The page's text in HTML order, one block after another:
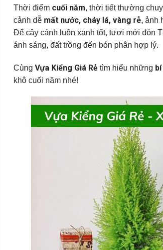
Thời điểm cuối năm, thời tiết thường
cảnh dễ mất nước, cháy lá, vàng rễ, ảnh
Để cây cảnh luôn xanh tốt, tươi mới đón
ánh sáng, đất trồng đến bón phân hợp lý.
Cùng Vựa Kiểng Giá Rẻ tìm hiểu những
khô cuối năm nhé!